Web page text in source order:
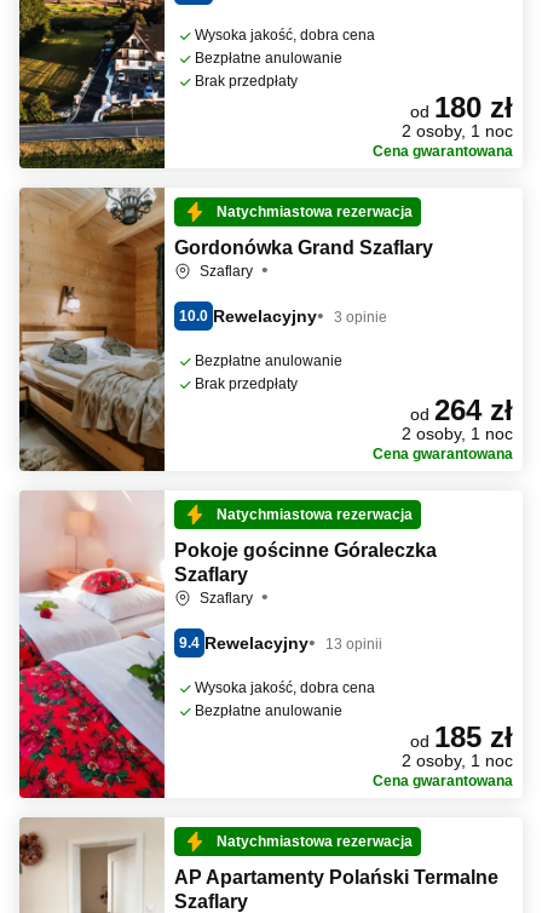
Wysoka jakość, dobra cena
Bezpłatne anulowanie
Brak przedpłaty
od 180 zł
2 osoby, 1 noc
Cena gwarantowana
Natychmiastowa rezerwacja
Gordonówka Grand Szaflary
Szaflary
10.0 Rewelacyjny 3 opinie
Bezpłatne anulowanie
Brak przedpłaty
od 264 zł
2 osoby, 1 noc
Cena gwarantowana
Natychmiastowa rezerwacja
Pokoje gościnne Góraleczka
Szaflary
Szaflary
9.4 Rewelacyjny 13 opinii
Wysoka jakość, dobra cena
Bezpłatne anulowanie
od 185 zł
2 osoby, 1 noc
Cena gwarantowana
Natychmiastowa rezerwacja
AP Apartamenty Polański Termalne
Szaflary